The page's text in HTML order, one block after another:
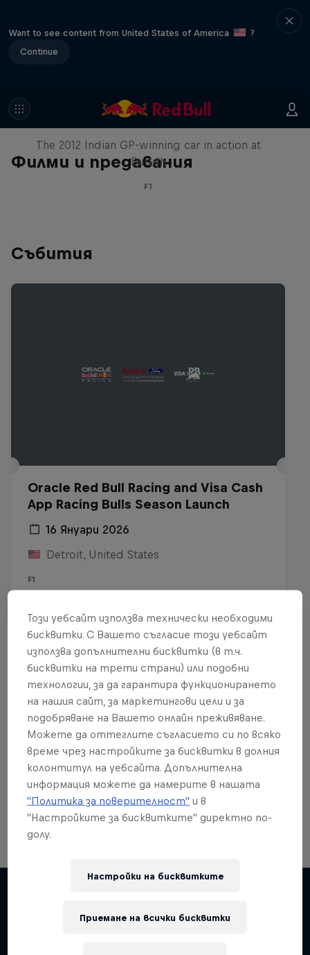
Want to see content from United States of America
?
Continue
Филми и предавания
F1 Car Returns to India
The 2012 Indian GP-winning car in action at
Buddh
F1
Събития
Oracle Red Bull Racing and Visa Cash
App Racing Bulls Season Launch
16 Януари 2026
Detroit, United States
F1
Виж на Replay
Още от това?
Red Bull Motorsports
On track and off road, on two wheels or four - this
is your home for Red Bull Motorsports. Watch …
Подобни
F1 Car Returns to India
The 2012 Indian GP-winning car in action at
Този уебсайт използва технически необходими
бисквитки. С Вашето съгласие този уебсайт
използва допълнителни бисквитки (в т.ч.
бисквитки на трети страни) или подобни
технологии, за да гарантира функционирането
на нашия сайт, за маркетингови цели и за
подобряване на Вашето онлайн преживяване.
Можете да оттеглите съгласието си по всяко
време чрез настройките за бисквитки в долния
колонтитул на уебсайта. Допълнителна
информация можете да намерите в нашата
"Политика за поверителност" и в
"Настройките за бисквитките" директно по-
долу.
Настройки на бисквитките
Приемане на всички бисквитки